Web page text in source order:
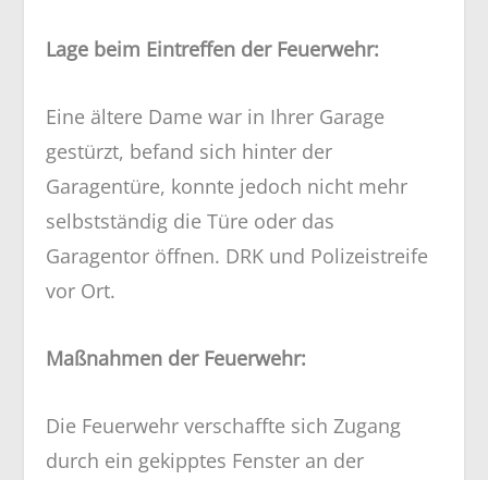
Lage beim Eintreffen der Feuerwehr:
Eine ältere Dame war in Ihrer Garage
gestürzt, befand sich hinter der
Garagentüre, konnte jedoch nicht mehr
selbstständig die Türe oder das
Garagentor öffnen. DRK und Polizeistreife
vor Ort.
Maßnahmen der Feuerwehr:
Die Feuerwehr verschaffte sich Zugang
durch ein gekipptes Fenster an der